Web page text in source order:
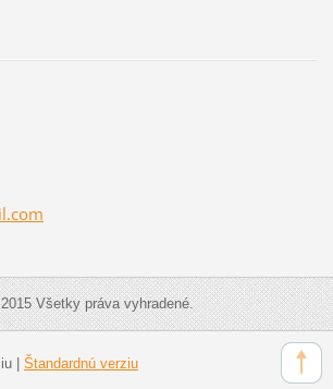
Všetky práva vyhradené.
| Štandardnú verziu